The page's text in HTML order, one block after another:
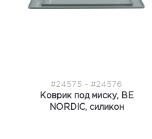
#24575 - #24576
Коврик под миску, BE
NORDIC, силикон